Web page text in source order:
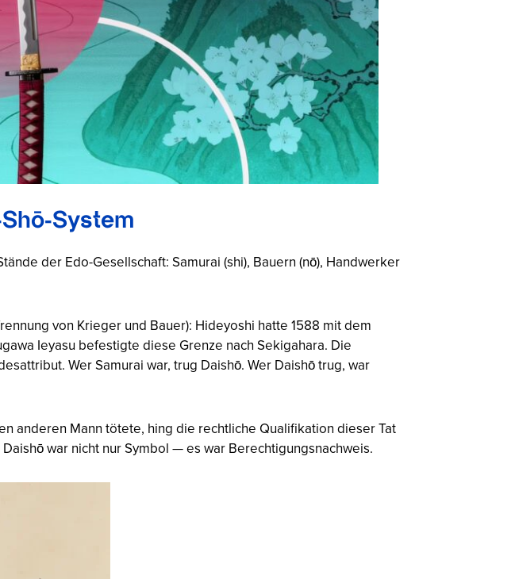
System
der Edo-Gesellschaft: Samurai (shi), Bauern (nō), Handwerker
von Krieger und Bauer): Hideyoshi hatte 1588 mit dem
Ieyasu befestigte diese Grenze nach Sekigahara. Die
Wer Samurai war, trug Daishō. Wer Daishō trug, war
anderen Mann tötete, hing die rechtliche Qualifikation dieser Tat
war nicht nur Symbol — es war Berechtigungsnachweis.